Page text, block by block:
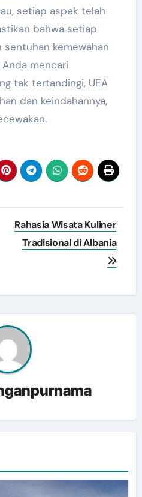
setiap aspek telah
bahwa setiap
sentuhan kemewahan
mencari
tak tertandingi, UEA
dan keindahannya,
Rahasia Wisata Kuliner
Tradisional di Albania